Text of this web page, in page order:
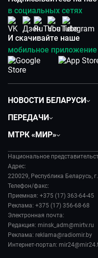
в социальных сетях
И скачивайте наше
мобильное приложение
НОВОСТИ БЕЛАРУСИ
Экономика
Происшествия
Наука и технологии
Здоровье и медицина
Авто
Культура
Спорт
ПЕРЕДАЧИ
Все как у людей
Вместе выгодно
Евразия. Культурно
Евразия. Регионы
Наши иностранцы
Пять причин поехать в...
Сделано в Содружестве
МТРК «МИР»
История
Руководство
Лица мира
Новости
Пресса о нас
Карьера
Реклама
Национальное
Адрес:
220029, Республика Беларусь,
Телефон/факс:
Приемная: +375 (17) 363-64-45
Реклама: +375 (17) 356-68-68
Электронная почта:
Редакция: minsk_adm@mirtv.ru
Реклама: reklama@radiomir.by
Интернет-портал: